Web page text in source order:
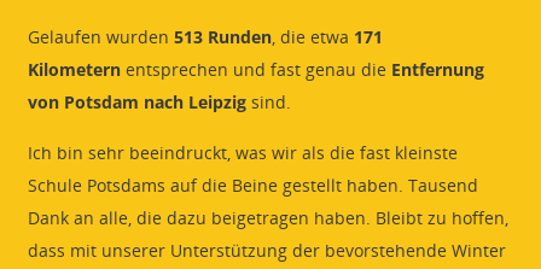
Gelaufen wurden 513 Runden, die etwa 171
Kilometernentsprechen und fast genau die Entfernung
von Potsdam nach Leipzigsind.
Ich bin sehr beeindruckt, was wir als die fast kleinste
Schule Potsdams auf die Beine gestellt haben. Tausend
Dank an alle, die dazu beigetragen haben. Bleibt zu hoffen,
dass mit unserer Unterstützung der bevorstehende Winter